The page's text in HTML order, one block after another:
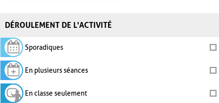
DÉROULEMENT DE L'ACTIVITÉ
Sporadiques
En plusieurs séances
En classe seulement